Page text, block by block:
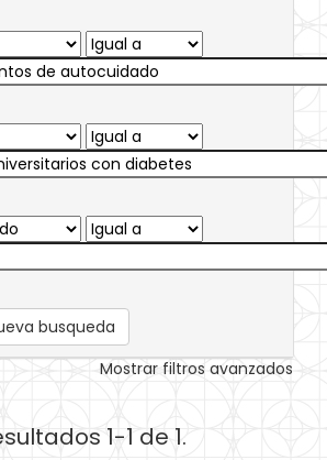
busqueda
Mostrar filtros avanzados
1-1 de 1.